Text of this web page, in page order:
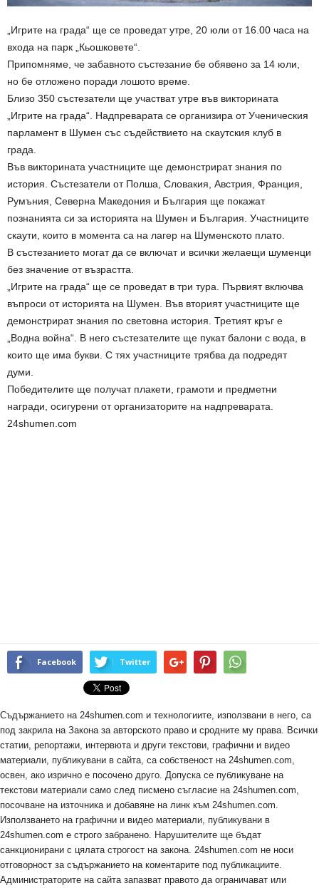
„Игрите на града“ ще се проведат утре, 20 юли от 16.00 часа на
входа на парк „Кьошковете“.
Припомняме, че забавното състезание бе обявено за 14 юли,
но бе отложено поради лошото време.
Близо 350 състезатели ще участват утре във викторината
„Игрите на града“. Надпреварата се организира от Ученическия
парламент в Шумен със съдействието на скаутския клуб в
града.
Във викторината участниците ще демонстрират знания по
история. Състезатели от Полша, Словакия, Австрия, Франция,
Румъния, Северна Македония и България ще покажат
познанията си за историята на Шумен и България. Участниците
скаути, които в момента са на лагер на Шуменското плато.
В състезанието могат да се включат и всички желаещи шуменци
без значение от възрастта.
„Игрите на града“ ще се проведат в три тура. Първият включва
въпроси от историята на Шумен. Във вторият участниците ще
демонстрират знания по световна история. Третият кръг е
„Водна война“. В него състезателите ще пукат балони с вода, в
които ще има букви. С тях участниците трябва да подредят
думи.
Победителите ще получат плакети, грамоти и предметни
награди, осигурени от организаторите на надпреварата.
24shumen.com
Facebook Twitter
Съдържанието на 24shumen.com и технологиите, използвани в него, са
под закрила на Закона за авторското право и сродните му права. Всички
статии, репортажи, интервюта и други текстови, графични и видео
материали, публикувани в сайта, са собственост на 24shumen.com,
освен, ако изрично е посочено друго. Допуска се публикуване на
текстови материали само след писмено съгласие на 24shumen.com,
посочване на източника и добавяне на линк към 24shumen.com.
Използването на графични и видео материали, публикувани в
24shumen.com е строго забранено. Нарушителите ще бъдат
санкционирани с цялата строгост на закона. 24shumen.com не носи
отговорност за съдържанието на коментарите под публикациите.
Администраторите на сайта запазват правото да ограничават или